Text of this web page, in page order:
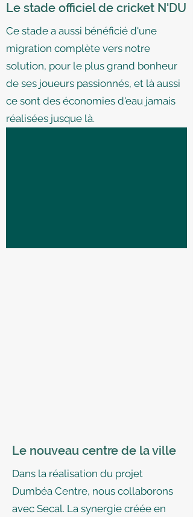
Le stade officiel de cricket N'DU
Ce stade a aussi bénéficié d'une
migration complète vers notre
solution, pour le plus grand bonheur
de ses joueurs passionnés, et là aussi
ce sont des économies d'eau jamais
réalisées jusque là.
Le nouveau centre de la ville
Dans la réalisation du projet
Dumbéa Centre, nous collaborons
avec Secal. La synergie créée en